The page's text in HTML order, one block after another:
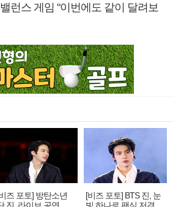
런스 게임 "이번에도 같이 달려보
즈 포토] 방탄소년
진, 라이브 공연 중
[비즈 포토] BTS 진, 눈
빛 하나로 팬심 저격…